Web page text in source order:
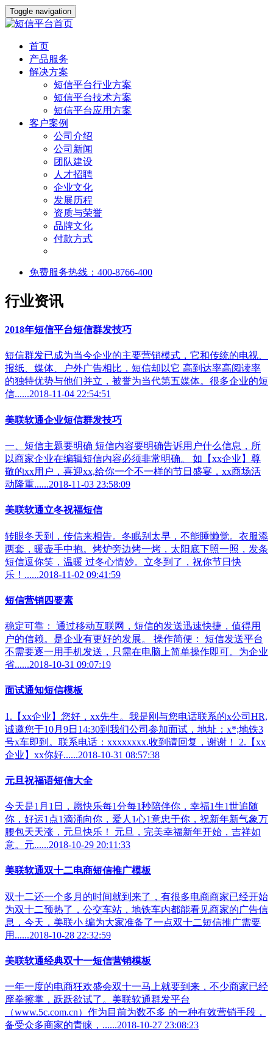
Toggle navigation
首页
产品服务
解决方案
短信平台行业方案
短信平台技术方案
短信平台应用方案
客户案例
公司介绍
公司新闻
团队建设
人才招聘
企业文化
发展历程
资质与荣誉
品牌文化
付款方式
免费服务热线：400-8766-400
行业资讯
2018年短信平台短信群发技巧
短信群发已成为当今企业的主要营销模式，它和传统的电视、
报纸、媒体、户外广告相比，短信却以它 高到达率高阅读率
的独特优势与他们并立，被誉为当代第五媒体。很多企业的短
信......2018-11-04 22:54:51
美联软通企业短信群发技巧
一、短信主题要明确 短信内容要明确告诉用户什么信息，所
以商家企业在编辑短信内容必须非常明确。 如【xx企业】尊
敬的xx用户，喜迎xx,给你一个不一样的节日盛宴，xx商场活
动隆重......2018-11-03 23:58:09
美联软通立冬祝福短信
转眼冬天到，传信来相告。冬眠别太早，不能睡懒觉。衣服添
两套，暖壶手中抱。烤炉旁边烤一烤，太阳底下照一照，发条
短信逗你笑，温暖 过冬心情妙。立冬到了，祝你节日快
乐！......2018-11-02 09:41:59
短信营销四要素
稳定可靠： 通过移动互联网，短信的发送迅速快捷，值得用
户的信赖。是企业有更好的发展。 操作简便： 短信发送平台
不需要逐一用手机发送，只需在电脑上简单操作即可。为企业
省......2018-10-31 09:07:19
面试通知短信模板
1.【xx企业】您好，xx先生。我是刚与您电话联系的x公司HR,
诚邀您于10月9日14:30到我们公司参加面试，地址：x*;地铁3
号x车即到。联系电话：xxxxxxxx.收到请回复，谢谢！ 2.【xx
企业】xx你好......2018-10-31 08:57:38
元旦祝福语短信大全
今天是1月1日，愿快乐每1分每1秒陪伴你，幸福1生1世追随
你，好运1点1滴涌向你，爱人1心1意忠于你，祝新年新气象万
腰包天天涨，元旦快乐！ 元旦，完美幸福新年开始，吉祥如
意。元......2018-10-29 20:11:33
美联软通双十二电商短信推广模板
双十二还一个多月的时间就到来了，有很多电商商家已经开始
为双十二预热了，公交车站，地铁车内都能看见商家的广告信
息，今天，美联小 编为大家准备了一点双十二短信推广需要
用......2018-10-28 22:32:59
美联软通经典双十一短信营销模板
一年一度的电商狂欢盛会双十一马上就要到来，不少商家已经
摩拳擦掌，跃跃欲试了。美联软通群发平台
（www.5c.com.cn）作为目前为数不多 的一种有效营销手段，
备受众多商家的青睐，......2018-10-27 23:08:23